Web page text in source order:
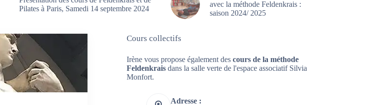
Pilates à Paris, Samedi 14 septembre 2024
avec la méthode Feldenkrais :
saison 2024/ 2025
Cours collectifs
Irène vous propose également des cours de la méthode
Feldenkraisdans la salle verte de l'espace associatif Silvia
Monfort.
Adresse :